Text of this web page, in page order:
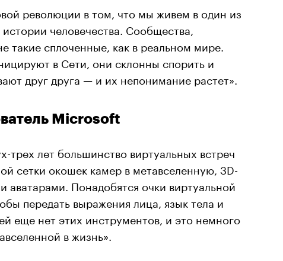
революции в том, что мы живем в один из
человечества. Сообщества,
такие сплоченные, как в реальном мире.
в Сети, они склонны спорить и
друг друга — и их непонимание растет».
Microsoft
трех лет большинство виртуальных встреч
сетки окошек камер в метавселенную, 3D-
аватарами. Понадобятся очки виртуальной
передать выражения лица, язык тела и
еще нет этих инструментов, и это немного
в жизнь».